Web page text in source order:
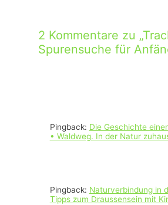
2 Kommentare zu
Spurensuche für
Pingback: Die Geschichte
• Waldweg. In der Natur
Pingback: Naturverbindung in
Tipps zum Draussensein mit